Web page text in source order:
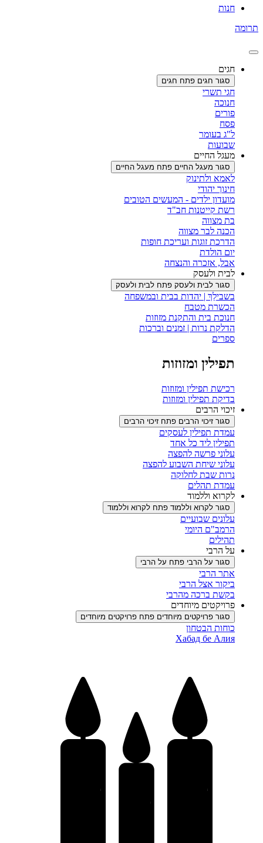
חנות
תרומה
חגים
סגור חגים פתח חגים
חגי תשרי
חנוכה
פורים
פסח
ל"ג בעומר
שבועות
מעגל החיים
סגור מעגל החיים פתח מעגל החיים
לאמא ולתינוק
חינוך יהודי
מועדון ילדים - המעשים הטובים
רשת קייטנות חב"ד
בת מצווה
הכנה לבר מצווה
הדרכת זוגות ועריכת חופות
יום הולדת
אבל, אזכרה והנצחה
לבית ולעסק
סגור לבית ולעסק פתח לבית ולעסק
בשבילֵךְ | יהדות בבית ובמשפחה
הכשרת מטבח
חנוכת בית והתקנת מזוזות
הדלקת נרות | זמנים וברכות
ספרים
תפילין ומזוזות
רכישת תפילין ומזוזות
בדיקת תפילין ומזוזות
זיכוי הרבים
סגור זיכוי הרבים פתח זיכוי הרבים
עמדת תפילין לעסקים
תפילין ליד כל אחד
עלוני פרשה להפצה
עלוני שיחת השבוע להפצה
נרות שבת לחלוקה
עמדת תהלים
לקרוא וללמוד
סגור לקרוא וללמוד פתח לקרוא וללמוד
עלונים שבועיים
הרמב"ם היומי
תהילים
על הרבי
סגור על הרבי פתח על הרבי
אתר הרבי
ביקור אצל הרבי
בקשת ברכה מהרבי
פרויקטים מיוחדים
סגור פרויקטים מיוחדים פתח פרויקטים מיוחדים
כוחות הבטחון
Хабад бе Алия